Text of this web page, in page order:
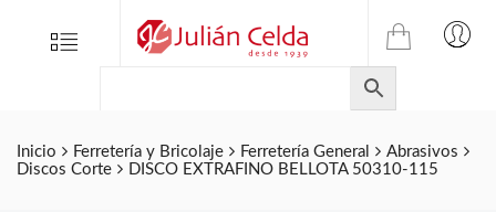
Menu
TIENDA
ONLINE
DE
JULIAN
CELDA
S.L.
Inicio Ferretería y Bricolaje Ferretería General
Abrasivos
Discos Corte
DISCO EXTRAFINO BELLOTA 50310-115
Folletos
Contacto